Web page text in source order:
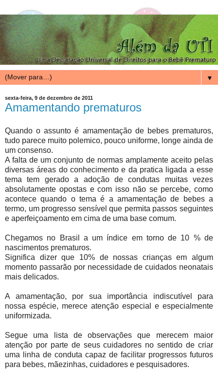
▼
sexta-feira, 9 de dezembro de 2011
Amamentando prematuros
Quando o assunto é amamentação de bebes prematuros,
tudo parece muito polemico, pouco uniforme, longe ainda de
um consenso.
A falta de um conjunto de normas amplamente aceito pelas
diversas áreas do conhecimento e da pratica ligada a esse
tema tem gerado a adoção de condutas muitas vezes
absolutamente opostas e com isso não se percebe, como
acontece quando o tema é a amamentação de bebes a
termo, um progresso sensível que permita passos seguintes
e aperfeiçoamento em cima de uma base comum.
Chegamos no Brasil a um índice em torno de 10 % de
nascimentos prematuros.
Significa dizer que 10% de nossas crianças em algum
momento passarão por necessidade de cuidados neonatais
mais delicados.
A amamentação, por sua importância indiscutível para
nossa espécie, merece atenção especial e especialmente
uniformizada.
Segue uma lista de observações que merecem maior
atenção por parte de seus cuidadores no sentido de criar
uma linha de conduta capaz de facilitar progressos futuros
para bebes, mãezinhas, cuidadores e pesquisadores.